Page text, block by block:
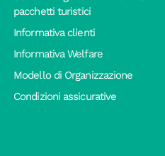
pacchetti turistici
Informativa clienti
Informativa Welfare
Modello di Organizzazione
Condizioni assicurative